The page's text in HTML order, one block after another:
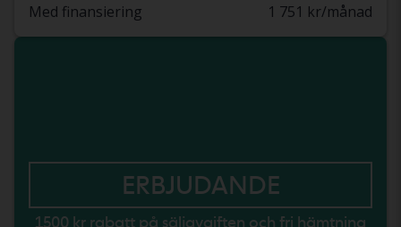
Med finansiering 1 751 kr/månad
ERBJUDANDE
1500 kr rabatt på säljavgiften och fri hämtning